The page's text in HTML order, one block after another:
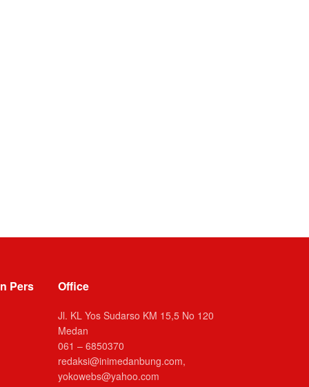
Pers
Office
Jl. KL Yos Sudarso KM 15,5 No 120
Medan
061 – 6850370
redaksi@inimedanbung.com,
yokowebs@yahoo.com